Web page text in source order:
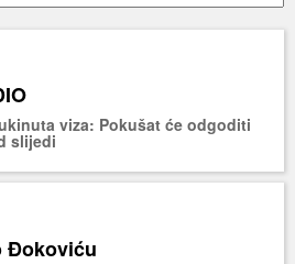
viza: Pokušat će odgoditi
slijedi
Đokoviću